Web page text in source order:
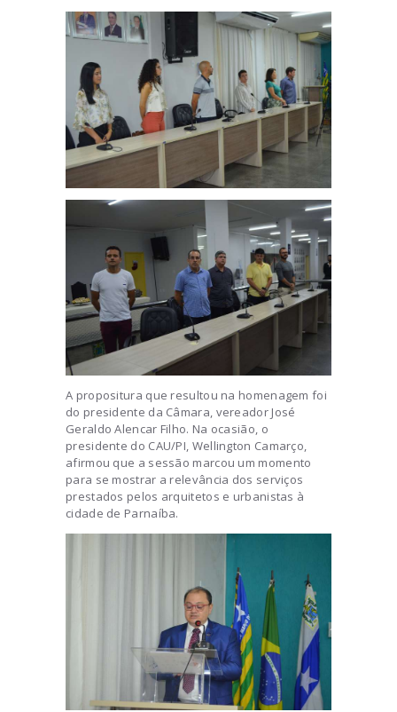
A propositura que resultou na homenagem foi
do presidente da Câmara, vereador José
Geraldo Alencar Filho. Na ocasião, o
presidente do CAU/PI, Wellington Camarço,
afirmou que a sessão marcou um momento
para se mostrar a relevância dos serviços
prestados pelos arquitetos e urbanistas à
cidade de Parnaíba.